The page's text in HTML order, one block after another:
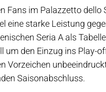
Fans im Palazzetto dello
eine starke Leistung
Seria A als
um den Einzug ins Play-
Vorzeichen
Saisonabschluss.